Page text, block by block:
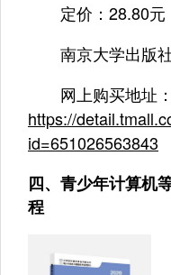
定价：28.80元
南京大学出版
网上购买地址：
https://
id=651026563843
四、青少年计算机
程